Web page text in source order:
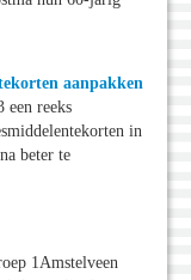
aanpakken
een reeks
in
beter te
1Amstelveen